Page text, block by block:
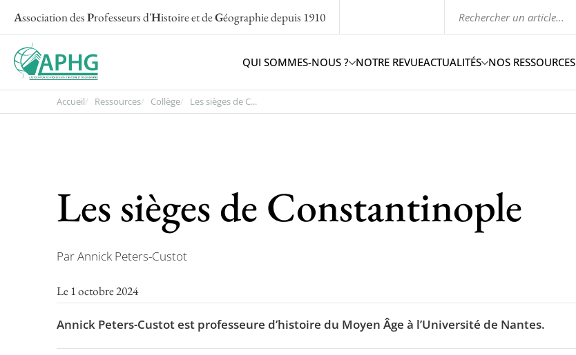
Association desProfesseurs d'Histoire et deGéographiedepuis 1910
QUI SOMMES-NOUS ? NOTRE REVUEACTUALITÉS NOS RESSOURCES
Accueil Ressources Collège Les sièges de C...
Les sièges de Constantinople
Par Annick Peters-Custot
Le 1 octobre 2024
Annick Peters-Custot est professeure d’histoire du Moyen Âge à l’Université de Nantes.